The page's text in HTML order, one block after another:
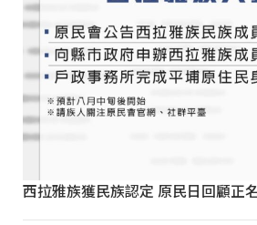
西拉雅族獲民族認定 原民日回顧正